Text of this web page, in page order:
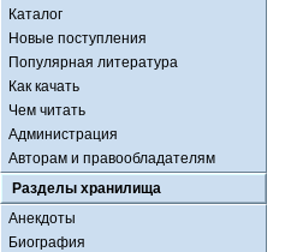
Каталог
Новые поступления
Популярная литература
Как качать
Чем читать
Администрация
Авторам и правообладателям
Разделы хранилища
Анекдоты
Биография